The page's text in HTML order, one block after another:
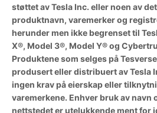
støttet av Tesla Inc. eller noen av
produktnavn, varemerker og
herunder men ikke begrenset til
X®, Model 3®, Model Y® og
Produktene som selges på
produsert eller distribuert av Tesla
ingen krav på eierskap eller
varemerkene. Enhver bruk av navn
nettstedet er utelukkende ment for